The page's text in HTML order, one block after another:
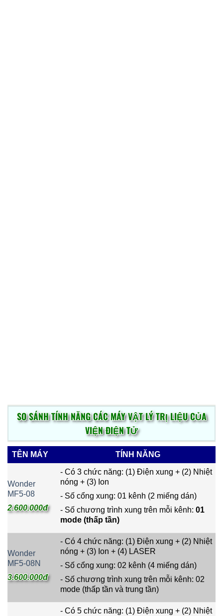
SO SÁNH TÍNH NĂNG CÁC MÁY VẬT LÝ TRỊ LIỆU CỦA
VIỆN ĐIỆN TỬ
TÊN MÁY TÍNH NĂNG
Wonder
MF5-08
2.600.000đ
- Có 3 chức năng: (1) Điện xung + (2) Nhiệt
nóng + (3) Ion
- Số cổng xung: 01 kênh (2 miếng dán)
- Số chương trình xung trên mỗi kênh: 01
mode (thấp tần)
Wonder
MF5-08N
3.600.000đ
- Có 4 chức năng: (1) Điện xung + (2) Nhiệt
nóng + (3) Ion + (4) LASER
- Số cổng xung: 02 kênh (4 miếng dán)
- Số chương trình xung trên mỗi kênh: 02
mode (thấp tần và trung tần)
- Có 5 chức năng: (1) Điện xung + (2) Nhiệt